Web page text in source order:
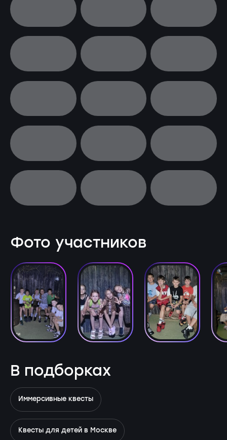
Фото участников
В подборках
Иммерсивные квесты
Квесты для детей в Москве